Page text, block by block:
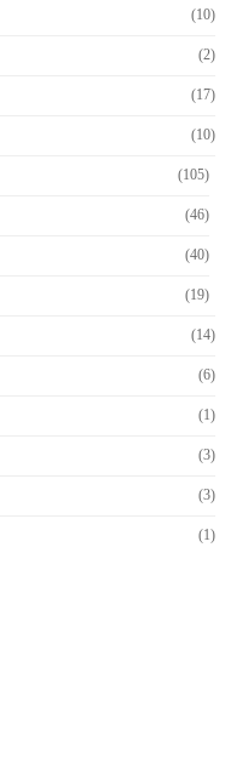
(10)
(2)
(17)
(10)
(105)
(46)
(40)
(19)
(14)
(6)
(1)
(3)
(3)
(1)